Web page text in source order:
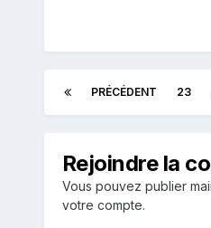
PRÉCÉDENT 23
Rejoindre la
Vous pouvez publier
votre compte.